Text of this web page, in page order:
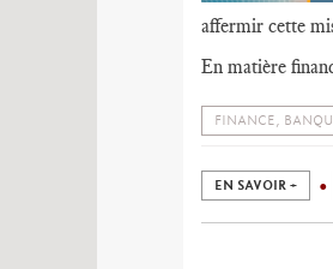
affermir cette
En matière
FINANCE,
EN SAVOIR +